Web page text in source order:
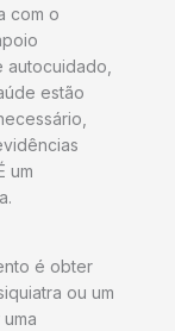
com o
autocuidado,
estão
um
é obter
ou um